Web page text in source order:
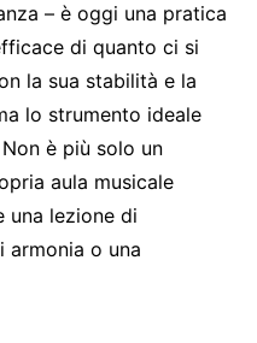
– è oggi una pratica
di quanto ci si
la sua stabilità e la
lo strumento ideale
è più solo un
aula musicale
una lezione di
o una